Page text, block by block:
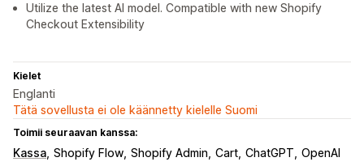
Utilize the latest AI model. Compatible with new Shopify
Checkout Extensibility
Kielet
Englanti
Tätä sovellusta ei ole käännetty kielelle Suomi
Toimii seuraavan kanssa:
Kassa Shopify Flow Shopify Admin Cart ChatGPT OpenAI